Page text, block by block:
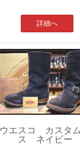
詳細へ
ウエスコ カスタ
ス ネイビー